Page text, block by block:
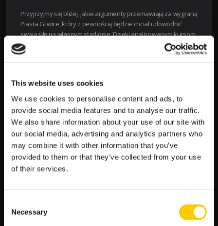
This website uses cookies
We use cookies to personalise content and ads, to
provide social media features and to analyse our traffic.
We also share information about your use of our site with
our social media, advertising and analytics partners who
may combine it with other information that you’ve
provided to them or that they’ve collected from your use
of their services.
Selection
Necessary
Przyjrzyjmy się bliżej, jakie argumenty przemawiają za wygraną
Piasta Gliwice, który z pewnością będzie chciał udowodnić
swoją siłę na własnym stadionie. Dzięki analizowanym kursom
możemy lepiej zrozumieć, jakie czynniki wpływają na
przewidywania bukmacherskie i co sprawia, że to właśnie Piast
Dlaczego Piast Gliwice ma większe szanse na
Forma Drużyny:Piast Gliwice w ostatnich meczach
prezentuje stabilną formę, co przekłada się na
pewność siebie zespołu i skuteczność w ofensywie.
Atut Własnego Boiska:Gra na własnym terenie
zawsze daje przewagę drużynie gospodarzy, a Piast
Gliwice potrafi wykorzystać wsparcie swoich kibiców.
W ostatnich spotkaniach
pomiędzy tymi drużynami, Piast często wychodził z